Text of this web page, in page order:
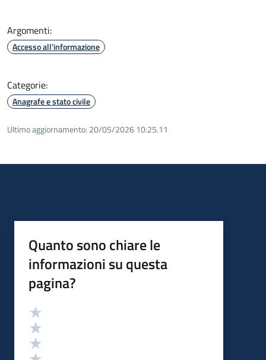
Argomenti:
Accesso all'informazione
Categorie:
Anagrafe e stato civile
Ultimo aggiornamento: 20/05/2026 10:25.11
Quanto sono chiare le
informazioni su questa
pagina?
Valutazione